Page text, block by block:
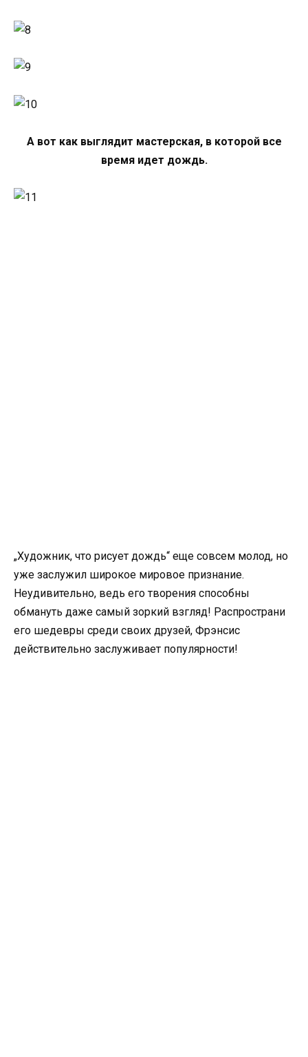
А вот как выглядит мастерская, в которой все
время идет дождь.
„Художник, что рисует дождь“ еще совсем молод, но
уже заслужил широкое мировое признание.
Неудивительно, ведь его творения способны
обмануть даже самый зоркий взгляд! Распространи
его шедевры среди своих друзей, Фрэнсис
действительно заслуживает популярности!